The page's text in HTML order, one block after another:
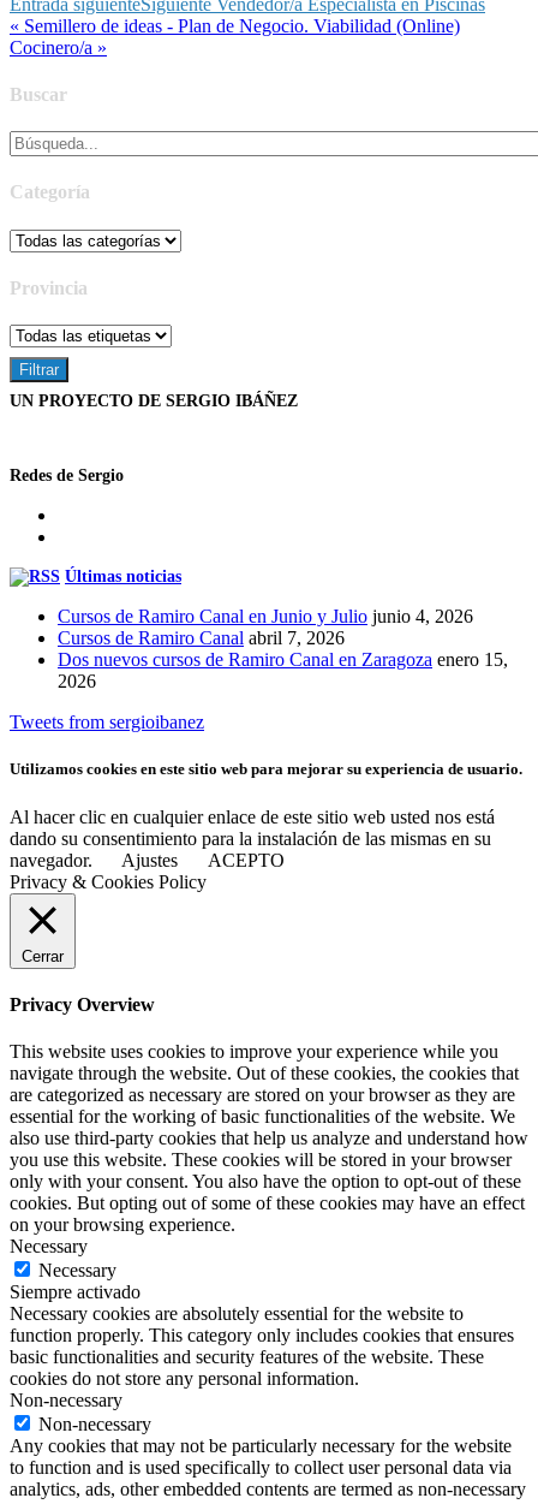
« Semillero de ideas - Plan de Negocio. Viabilidad (Online)
Cocinero/a »
Buscar
Categoría
Provincia
UN PROYECTO DE SERGIO IBÁÑEZ
Redes de Sergio
Últimas noticias
Cursos de Ramiro Canal en Junio y Julio junio 4, 2026
Cursos de Ramiro Canal abril 7, 2026
Dos nuevos cursos de Ramiro Canal en Zaragoza enero 15,
2026
Tweets from sergioibanez
Utilizamos cookies en este sitio web para mejorar su experiencia de usuario.
Al hacer clic en cualquier enlace de este sitio web usted nos está
dando su consentimiento para la instalación de las mismas en su
navegador.
Ajustes
ACEPTO
Privacy & Cookies Policy
Cerrar
Privacy Overview
This website uses cookies to improve your experience while you
navigate through the website. Out of these cookies, the cookies that
are categorized as necessary are stored on your browser as they are
essential for the working of basic functionalities of the website. We
also use third-party cookies that help us analyze and understand how
you use this website. These cookies will be stored in your browser
only with your consent. You also have the option to opt-out of these
cookies. But opting out of some of these cookies may have an effect
on your browsing experience.
Necessary
Necessary
Siempre activado
Necessary cookies are absolutely essential for the website to
function properly. This category only includes cookies that ensures
basic functionalities and security features of the website. These
cookies do not store any personal information.
Non-necessary
Non-necessary
Any cookies that may not be particularly necessary for the website
to function and is used specifically to collect user personal data via
analytics, ads, other embedded contents are termed as non-necessary